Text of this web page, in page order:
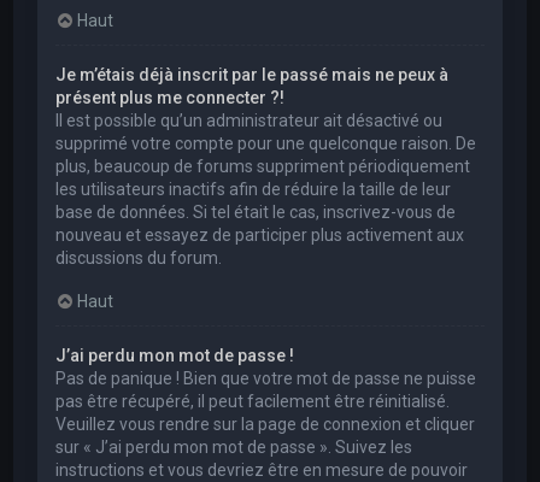
Haut
Je m’étais déjà inscrit par le passé mais ne peux à
présent plus me connecter ?!
Il est possible qu’un administrateur ait désactivé ou
supprimé votre compte pour une quelconque raison. De
plus, beaucoup de forums suppriment périodiquement
les utilisateurs inactifs afin de réduire la taille de leur
base de données. Si tel était le cas, inscrivez-vous de
nouveau et essayez de participer plus activement aux
discussions du forum.
Haut
J’ai perdu mon mot de passe !
Pas de panique ! Bien que votre mot de passe ne puisse
pas être récupéré, il peut facilement être réinitialisé.
Veuillez vous rendre sur la page de connexion et cliquer
sur « J’ai perdu mon mot de passe ». Suivez les
instructions et vous devriez être en mesure de pouvoir